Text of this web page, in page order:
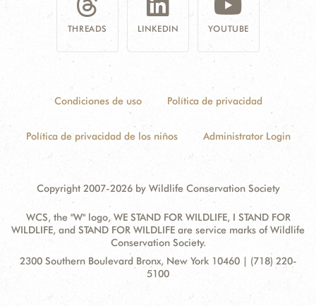
THREADS LINKEDIN YOUTUBE
Condiciones de uso Política de privacidad
Política de privacidad de los niños Administrator Login
Copyright 2007-2026 by Wildlife Conservation Society
WCS, the "W" logo, WE STAND FOR WILDLIFE, I STAND FOR
WILDLIFE, and STAND FOR WILDLIFE are service marks of Wildlife
Conservation Society.
Contact
Address:
2300 Southern Boulevard Bronx, New York 10460 | (718) 220-
5100